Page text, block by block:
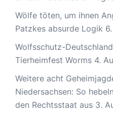
Wölfe töten, um ihnen
Patzkes absurde Logik
Wolfsschutz-
Tierheimfest Worms 4.
Weitere acht
Niedersachsen: So
den Rechtsstaat aus 3.